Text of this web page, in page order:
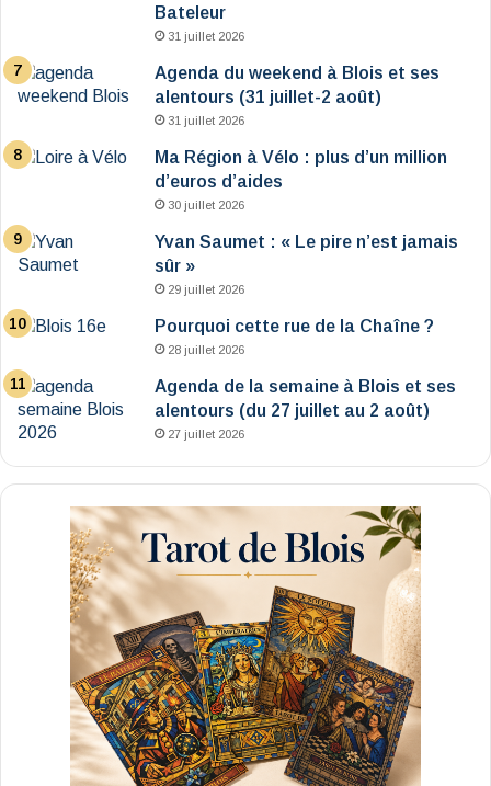
Bateleur
31 juillet 2026
Agenda du weekend à Blois et ses
alentours (31 juillet-2 août)
31 juillet 2026
Ma Région à Vélo : plus d’un million
d’euros d’aides
30 juillet 2026
Yvan Saumet : « Le pire n’est jamais
sûr »
29 juillet 2026
Pourquoi cette rue de la Chaîne ?
28 juillet 2026
Agenda de la semaine à Blois et ses
alentours (du 27 juillet au 2 août)
27 juillet 2026